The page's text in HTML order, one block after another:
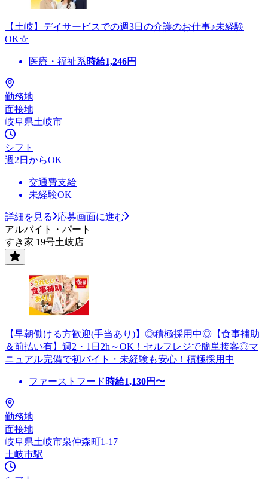
【土岐】デイサービスでの週3日の介護のお仕事♪未経験
OK☆
医療・福祉系時給1,246円
勤務地
面接地
岐阜県土岐市
シフト
週2日からOK
交通費支給
未経験OK
詳細を見る
応募画面に進む
アルバイト・パート
すき家 19号土岐店
【早朝働ける方歓迎(手当あり)】◎積極採用中◎【食事補助
＆前払い有】週2・1日2h～OK！セルフレジで簡単接客◎マ
ニュアル完備で初バイト・未経験も安心！積極採用中
ファーストフード 時給1,130円〜
勤務地
面接地
岐阜県土岐市泉仲森町1-17
土岐市駅